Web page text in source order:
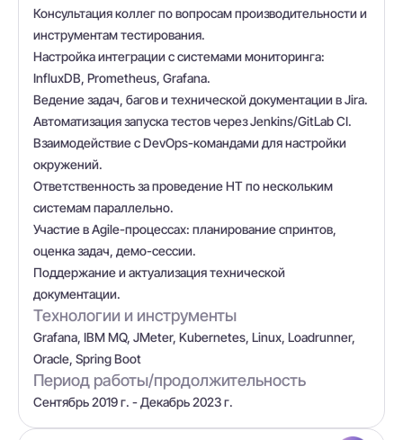
Консультация коллег по вопросам производительности и
инструментам тестирования.
Настройка интеграции с системами мониторинга:
InfluxDB, Prometheus, Grafana.
Ведение задач, багов и технической документации в Jira.
Автоматизация запуска тестов через Jenkins/GitLab CI.
Взаимодействие с DevOps-командами для настройки
окружений.
Ответственность за проведение НТ по нескольким
системам параллельно.
Участие в Agile-процессах: планирование спринтов,
оценка задач, демо-сессии.
Поддержание и актуализация технической
документации.
Технологии и инструменты
Grafana, IBM MQ, JMeter, Kubernetes, Linux, Loadrunner,
Oracle, Spring Boot
Период работы/продолжительность
Сентябрь 2019 г. - Декабрь 2023 г.